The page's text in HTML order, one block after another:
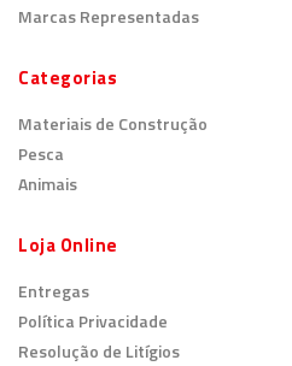
Marcas Representadas
Categorias
Materiais de Construção
Pesca
Animais
Loja Online
Entregas
Política Privacidade
Resolução de Litígios